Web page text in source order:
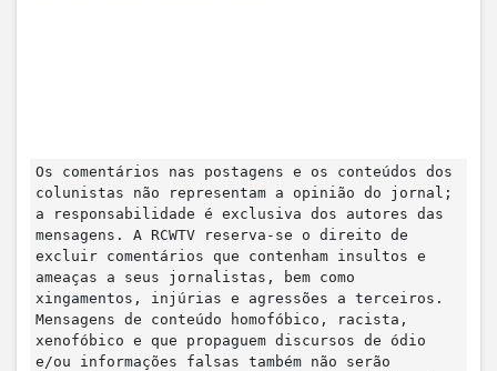
Os comentários nas postagens e os conteúdos dos
colunistas não representam a opinião do jornal;
a responsabilidade é exclusiva dos autores das
mensagens. A RCWTV reserva-se o direito de
excluir comentários que contenham insultos e
ameaças a seus jornalistas, bem como
xingamentos, injúrias e agressões a terceiros.
Mensagens de conteúdo homofóbico, racista,
xenofóbico e que propaguem discursos de ódio
e/ou informações falsas também não serão